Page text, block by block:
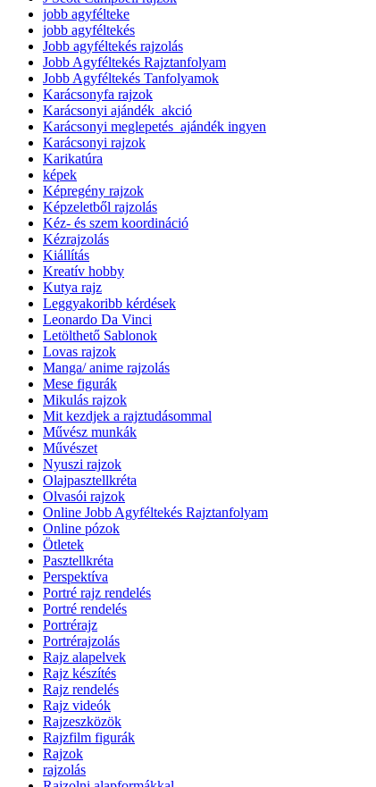
jobb agyfélteke
jobb agyféltekés
Jobb agyféltekés rajzolás
Jobb Agyféltekés Rajztanfolyam
Jobb Agyféltekés Tanfolyamok
Karácsonyfa rajzok
Karácsonyi ajándék_akció
Karácsonyi meglepetés_ajándék ingyen
Karácsonyi rajzok
Karikatúra
képek
Képregény rajzok
Képzeletből rajzolás
Kéz- és szem koordináció
Kézrajzolás
Kiállítás
Kreatív hobby
Kutya rajz
Leggyakoribb kérdések
Leonardo Da Vinci
Letölthető Sablonok
Lovas rajzok
Manga/ anime rajzolás
Mese figurák
Mikulás rajzok
Mit kezdjek a rajztudásommal
Művész munkák
Művészet
Nyuszi rajzok
Olajpasztellkréta
Olvasói rajzok
Online Jobb Agyféltekés Rajztanfolyam
Online pózok
Ötletek
Pasztellkréta
Perspektíva
Portré rajz rendelés
Portré rendelés
Portrérajz
Portrérajzolás
Rajz alapelvek
Rajz készítés
Rajz rendelés
Rajz videók
Rajzeszközök
Rajzfilm figurák
Rajzok
rajzolás